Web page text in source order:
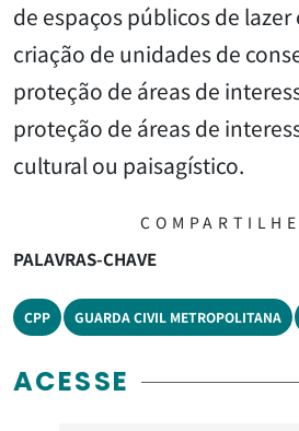
de espaços públicos de lazer
criação de unidades de
proteção de áreas de
proteção de áreas de
cultural ou paisagístico.
PALAVRAS-CHAVE
CPP GUARDA CIVIL METROPOLITANA
ACESSE